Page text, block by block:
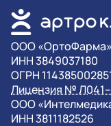
OOO «ОртоФарма»
ИНН 3849037180
ОГРН
Лицензия №
OOO
ИНН 3811182526